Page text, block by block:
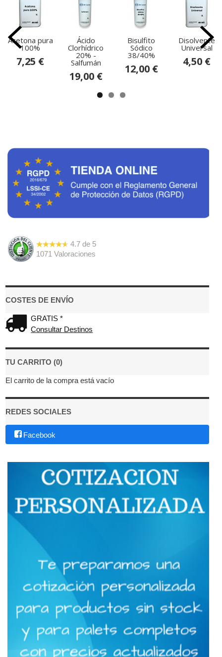
4.7 de 5
1071
Valoraciones
COSTES DE ENVÍO
GRATIS *
Consultar Destinos
TU CARRITO (0)
El carrito de la compra está vacío
REDES SOCIALES
Facebook
Acetona pura
100%
7,25 €
Ácido
Clorhídrico
20% -
Salfumán
19,00 €
Bisulfito
Sódico
38/40%
12,00 €
Disolvente
Universal
4,50 €